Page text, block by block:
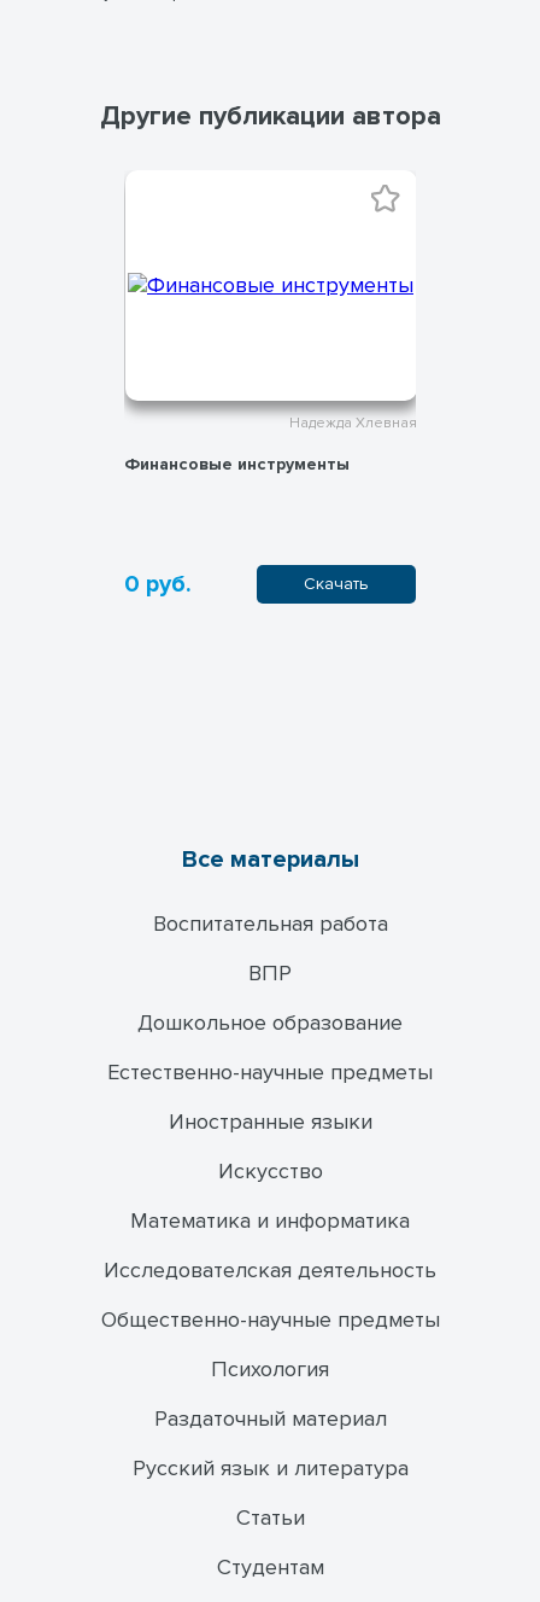
Другие публикации автора
Надежда Хлевная
Финансовые инструменты
0 руб. Скачать
Все материалы
Воспитательная работа
ВПР
Дошкольное образование
Естественно-научные предметы
Иностранные языки
Искусство
Математика и информатика
Исследователская деятельность
Общественно-научные предметы
Психология
Раздаточный материал
Русский язык и литература
Статьи
Студентам